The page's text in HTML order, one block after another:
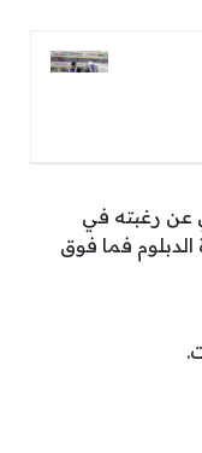
عن رغبته في
فما فوق